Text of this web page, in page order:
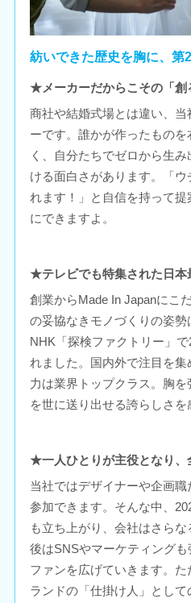
紡いできた歴史を胸に、第
★メーカーだからこその「創
商社や結婚式場とは違い、
ーです。誰かが作ったもの
く、自分たちでゼロから生
ける面白さがあります。「
れます！」と自信を持って
にできますよ。
★テレビでも特集された日本
創業からMade In Japanにこ
の妥協なきモノづくりの姿
NHK「探検ファクトリー」
れました。国内外で注目を
力は業界トップクラス。胸を
を世に送り出せる誇らしさを
★一人ひとりが主役となり、
当社ではデザイナーや企画
参加できます。そんな中、
も立ち上がり、会社はさら
後はSNSやマーケティング
ファンを広げていきます。
ランドの「仕掛け人」とし